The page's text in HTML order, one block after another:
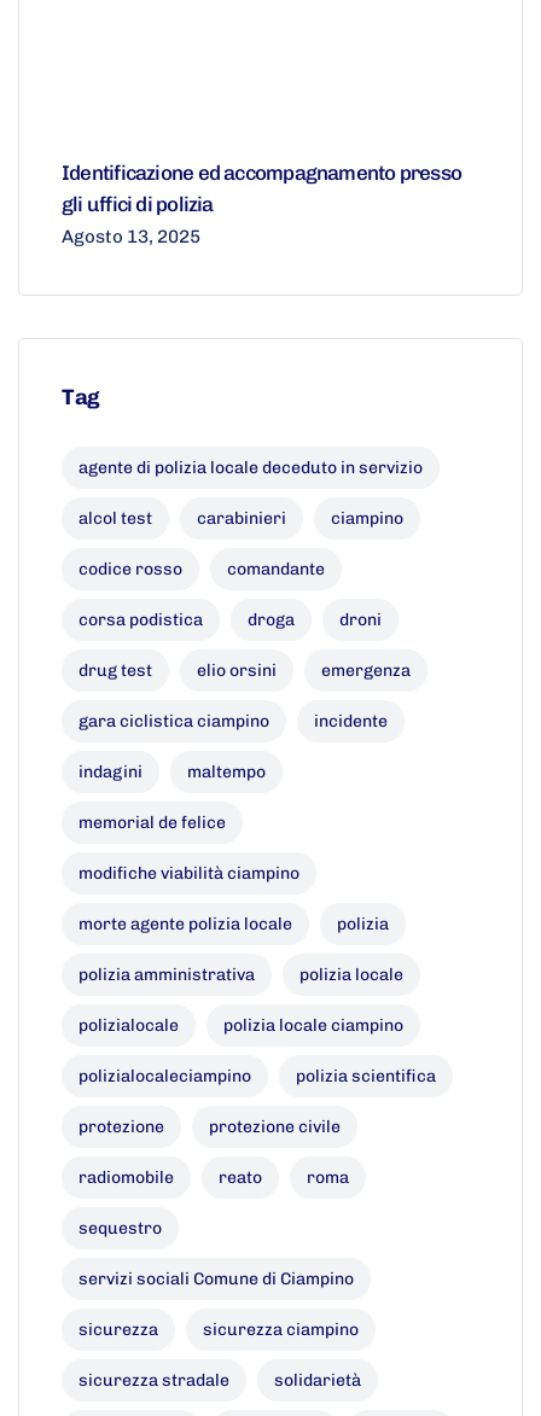
Identificazione ed accompagnamento presso
gli uffici di polizia
Agosto 13, 2025
Tag
agente di polizia locale deceduto in servizio
alcol test carabinieri ciampino
codice rosso comandante
corsa podistica droga droni
drug test elio orsini emergenza
gara ciclistica ciampino incidente
indagini maltempo
memorial de felice
modifiche viabilità ciampino
morte agente polizia locale polizia
polizia amministrativa polizia locale
polizialocale polizia locale ciampino
polizialocaleciampino polizia scientifica
protezione protezione civile
radiomobile reato roma
sequestro
servizi sociali Comune di Ciampino
sicurezza sicurezza ciampino
sicurezza stradale solidarietà